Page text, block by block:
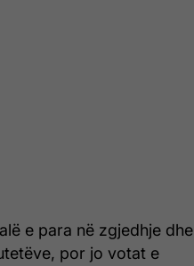
e para në zgjedhje dhe
por jo votat e